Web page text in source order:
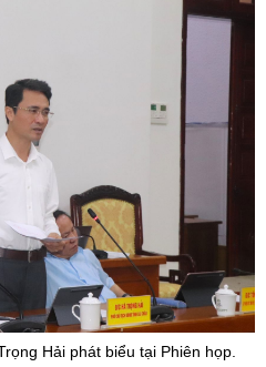
Hải phát biểu tại Phiên họp.